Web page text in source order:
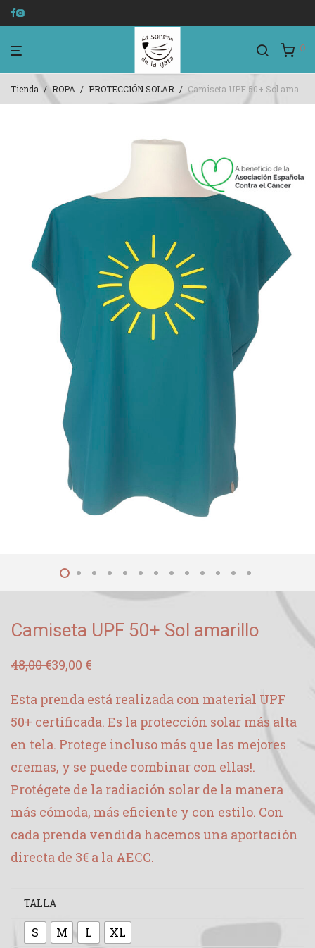
0
Tienda / ROPA / PROTECCIÓN SOLAR / Camiseta UPF 50+ Sol amarillo
Camiseta UPF 50+ Sol amarillo
48,00€
El
era:
48,00 €.
39,00 €
El
es:
39,00 €.
Esta prenda está realizada con material UPF
50+ certificada. Es la protección solar más alta
en tela. Protege incluso más que las mejores
cremas, y se puede combinar con ellas!.
Protégete de la radiación solar de la manera
más cómoda, más eficiente y con estilo. Con
cada prenda vendida hacemos una aportación
directa de 3€ a la AECC.
TALLA
S M L XL